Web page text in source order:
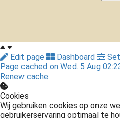
Edit page Dashboard
Page cached on Wed. 5 Aug
Renew cache
Cookies
Wij gebruiken cookies op onze
gebruikerservaring optimaal te